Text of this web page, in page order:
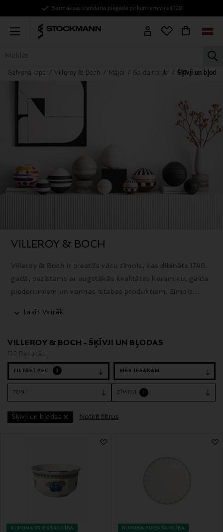
Bezmaksas standarta piegāde pirkumiem virs €120!
Menu
VISAS PRECES SIEVIETĒM VĪRIEŠIEM BĒRNIEM MĀJAI
Galvenā lapa Villeroy & Boch Mājai Galda trauki Šķīvji un bļodas
VILLEROY & BOCH
Villeroy & Boch ir prestižs vācu zīmols, kas dibināts 1748.
gadā, pazīstams ar augstākās kvalitātes keramiku, galda
piederumiem un vannas istabas produktiem. Zīmols
Lasīt Vairāk
VILLEROY & BOCH - ŠĶĪVJI UN BĻODAS
122 Rezultāti
FILTRĒT PĒC 2
TOŅI ZĪMOLI
Šķīvji un bļodas Notīrīt filtrus
KUPONA PRIEKŠROCĪBA KUPONA PRIEKŠROCĪBA